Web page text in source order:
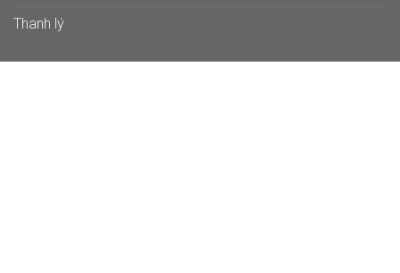
Thanh lý